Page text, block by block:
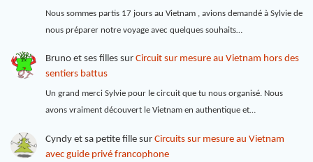
Nous sommes partis 17 jours au Vietnam , avions demandé à Sylvie de
nous préparer notre voyage avec quelques souhaits…
Bruno et ses fillessur Circuit sur mesure au Vietnam hors des
sentiers battus
Un grand merci Sylvie pour le circuit que tu nous organisé. Nous
avons vraiment découvert le Vietnam en authentique et…
Cyndy et sa petite fillesur Circuits sur mesure au Vietnam
avec guide privé francophone